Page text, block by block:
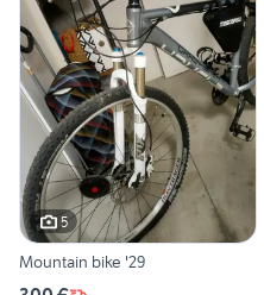
5
Mountain bike '29